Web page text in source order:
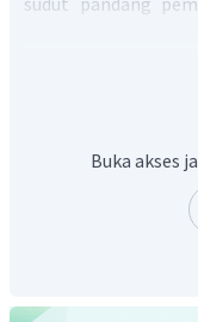
Paragraf isi
Batik adalah salah
Indonesia sudah
merupakan warisan
Buka akses